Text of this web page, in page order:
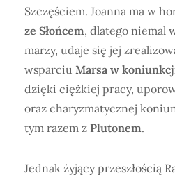
Szczęściem. Joanna ma w
ze Słońcem, dlatego niemal
marzy, udaje się jej
wsparciu Marsa w
dzięki ciężkiej pracy,
oraz charyzmatycznej
tym razem z Plutonem.
Jednak żyjący przeszłością